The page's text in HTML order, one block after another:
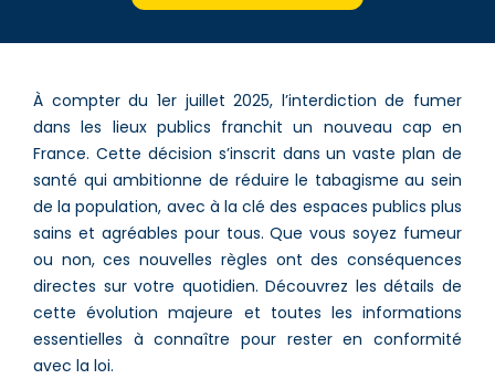
À compter du 1er juillet 2025, l’interdiction de fumer
dans les lieux publics franchit un nouveau cap en
France. Cette décision s’inscrit dans un vaste plan de
santé qui ambitionne de réduire le tabagisme au sein
de la population, avec à la clé des espaces publics plus
sains et agréables pour tous. Que vous soyez fumeur
ou non, ces nouvelles règles ont des conséquences
directes sur votre quotidien. Découvrez les détails de
cette évolution majeure et toutes les informations
essentielles à connaître pour rester en conformité
avec la loi.